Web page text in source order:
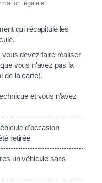
légale et
qui récapitule les
devez faire réaliser
vous n'avez pas la
de la carte).
et vous n'avez
d'occasion
retirée
un véhicule sans